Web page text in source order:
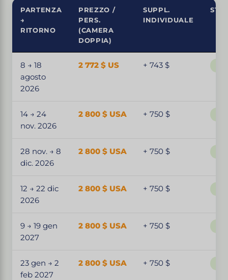
PARTENZA
→
RITORNO
PREZZO /
PERS.
(CAMERA
DOPPIA)
SUPPL.
INDIVIDUALE
8 → 18
agosto
2026
2 772 $ US + 743 $
14 → 24
nov. 2026
2 800 $ USA + 750 $
28 nov. → 8
dic. 2026
2 800 $ USA + 750 $
12 → 22 dic
2026
2 800 $ USA + 750 $
9 → 19 gen
2027
2 800 $ USA + 750 $
23 gen → 2
feb 2027
2 800 $ USA + 750 $